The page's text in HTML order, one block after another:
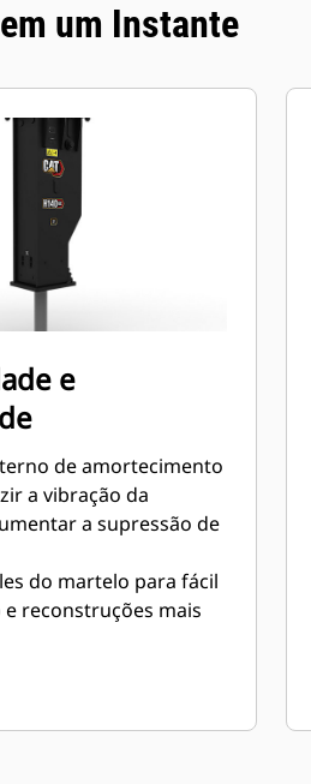
um Instante
e
de amortecimento
a vibração da
a supressão de
do martelo para fácil
reconstruções mais
e propriedade.
contra danos no